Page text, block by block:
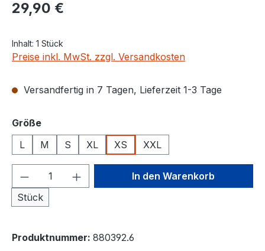
Regulärer Preis:
29,90 €
Inhalt: 1 Stück
Preise inkl. MwSt. zzgl. Versandkosten
Versandfertig in 7 Tagen, Lieferzeit 1-3 Tage
Größeauswählen
L
M S XL XS XXL
Produkt Anzahl: Gib den
Stück
In den Warenkorb
Produktnummer: 880392.6